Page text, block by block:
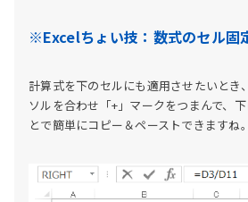
※Excelちょい技：数式のセル固
計算式を下のセルにも適用させたいとき
ソルを合わせ「+」マークをつまんで、
とで簡単にコピー＆ペーストできますね。